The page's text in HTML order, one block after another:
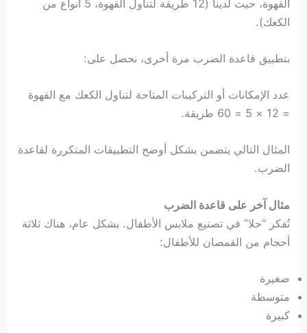
القهوة، حيث لدينا (12 طريقة لتناول القهوة، 5 أنواع من
الكعك).
بتطبيق قاعدة الضرب مرة أخرى، نحصل على:
عدد الإمكانات أو التركيبات المتاحة لتناول الكعك مع القهوة
= 12 × 5 = 60 طريقة.
المثال التالي يتضمن بشكل أوضح التطبيقات المتكررة لقاعدة
الضرب.
مثال آخر على قاعدة الضرب
تُفكر “حلا” في تصنيع ملابس الأطفال. بشكل عام، هناك ثلاثة
أحجام من القمصان للأطفال:
صغيرة
متوسطة
كبيرة